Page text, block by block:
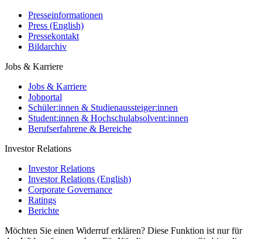
Presseinformationen
Press (English)
Pressekontakt
Bildarchiv
Jobs & Karriere
Jobs & Karriere
Jobportal
Schüler:innen & Studienaussteiger:innen
Student:innen & Hochschulabsolvent:innen
Berufserfahrene & Bereiche
Investor Relations
Investor Relations
Investor Relations (English)
Corporate Governance
Ratings
Berichte
Möchten Sie einen Widerruf erklären? Diese Funktion ist nur für